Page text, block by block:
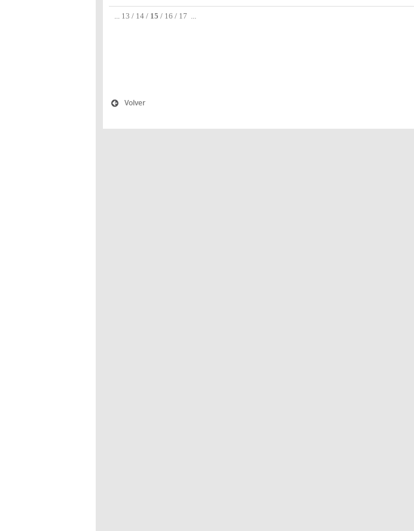
... 13 / 14 / 15 / 16 / 17 ...
Volver